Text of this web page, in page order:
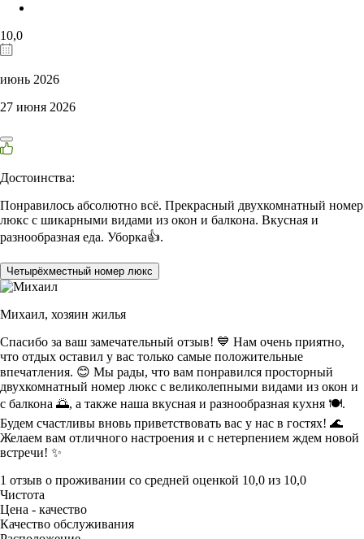
10,0
июнь 2026
27 июня 2026
Достоинства:
Понравилось абсолютно всё. Прекрасный двухкомнатный номер
люкс с шикарными видами из окон и балкона. Вкусная и
разнообразная еда. Уборка👍.
Четырёхместный номер люкс
Михаил, хозяин жилья
Спасибо за ваш замечательный отзыв! 💙 Нам очень приятно,
что отдых оставил у вас только самые положительные
впечатления. 😊 Мы рады, что вам понравился просторный
двухкомнатный номер люкс с великолепными видами из окон и
с балкона 🌅, а также наша вкусная и разнообразная кухня 🍽️.
Будем счастливы вновь приветствовать вас у нас в гостях! 🌊
Желаем вам отличного настроения и с нетерпением ждем новой
встречи! ✨
1 отзыв о проживании со средней оценкой 10,0 из 10,0
Чистота
Цена - качество
Качество обслуживания